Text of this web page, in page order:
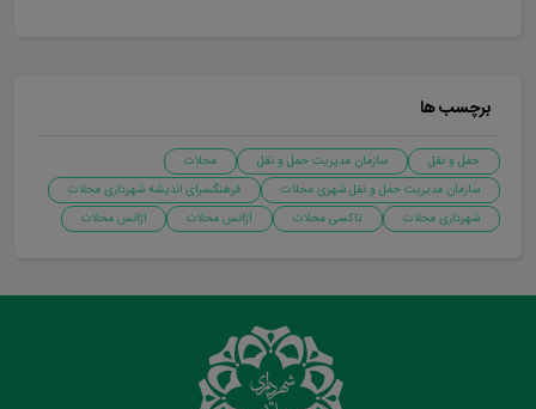
برچسب ها
حمل و نقل سازمان مدیریت حمل و نقل
محلات
سازمان مدیریت حمل و نقل شهری محلات
فرهنگسرای اندیشه شهرداری محلات
شهرداری محلات
تاکسی محلات آژانس محلات اژانس محلات